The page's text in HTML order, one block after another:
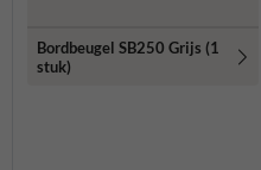
Bordbeugel SB250 Grijs (1
stuk)